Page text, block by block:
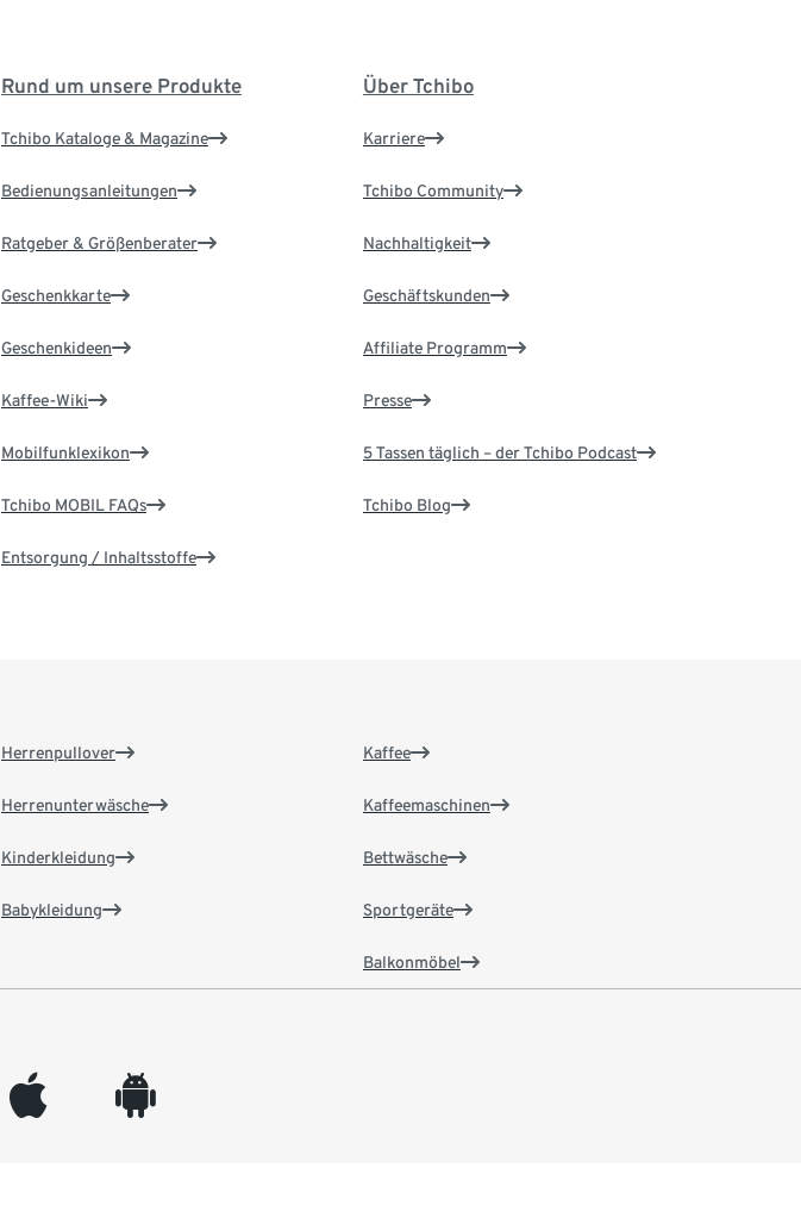
Rund um unsere Produkte
Tchibo Kataloge & Magazine
Bedienungsanleitungen
Ratgeber & Größenberater
Geschenkkarte
Geschenkideen
Kaffee-Wiki
Mobilfunklexikon
Tchibo MOBIL FAQs
Entsorgung / Inhaltsstoffe
Über Tchibo
Karriere
Tchibo Community
Nachhaltigkeit
Geschäftskunden
Affiliate Programm
Presse
5 Tassen täglich – der Tchibo Podcast
Tchibo Blog
Herrenpullover
Herrenunterwäsche
Kinderkleidung
Babykleidung
Kaffee
Kaffeemaschinen
Bettwäsche
Sportgeräte
Balkonmöbel
appleinc android